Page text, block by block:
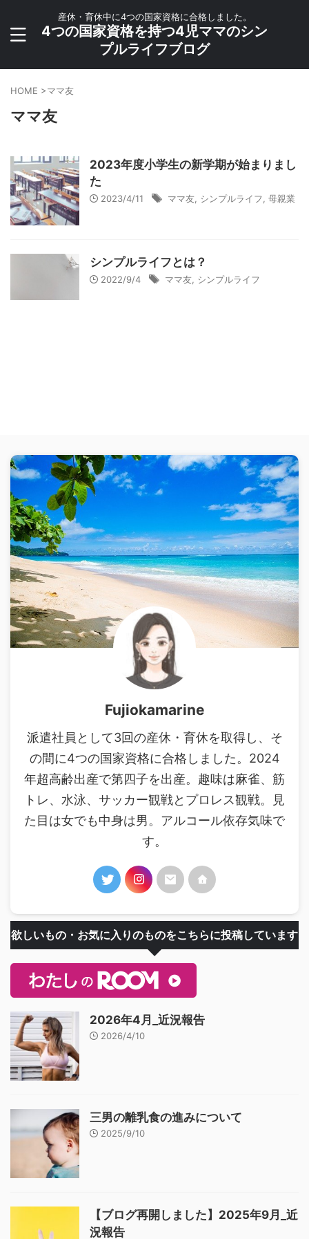
産休・育休中に4つの国家資格に合格しました。
4つの国家資格を持つ4児ママのシン
プルライフブログ
HOME >ママ友
ママ友
2023年度小学生の新学期が始まりまし
た
2023/4/11 ママ友 シンプルライフ 母親業
シンプルライフとは？
2022/9/4 ママ友 シンプルライフ
Fujiokamarine
派遣社員として3回の産休・育休を取得し、そ
の間に4つの国家資格に合格しました。2024
年超高齢出産で第四子を出産。趣味は麻雀、筋
トレ、水泳、サッカー観戦とプロレス観戦。見
た目は女でも中身は男。アルコール依存気味で
す。
欲しいもの・お気に入りのものをこちらに投稿しています
2026年4月_近況報告
2026/4/10
三男の離乳食の進みについて
2025/9/10
【ブログ再開しました】2025年9月_近
況報告